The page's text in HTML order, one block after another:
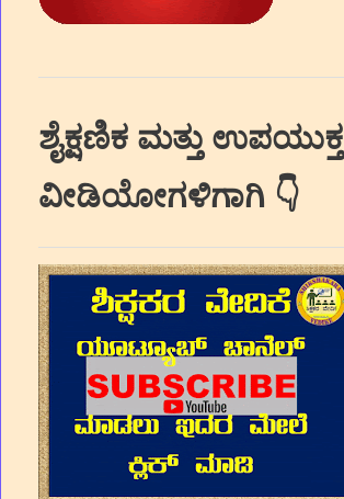
ಶೈಕ್ಷಣಿಕ ಮತ್ತು ಉಪಯುಕ್ತ
ವೀಡಿಯೋಗಳಿಗಾಗಿ 👇